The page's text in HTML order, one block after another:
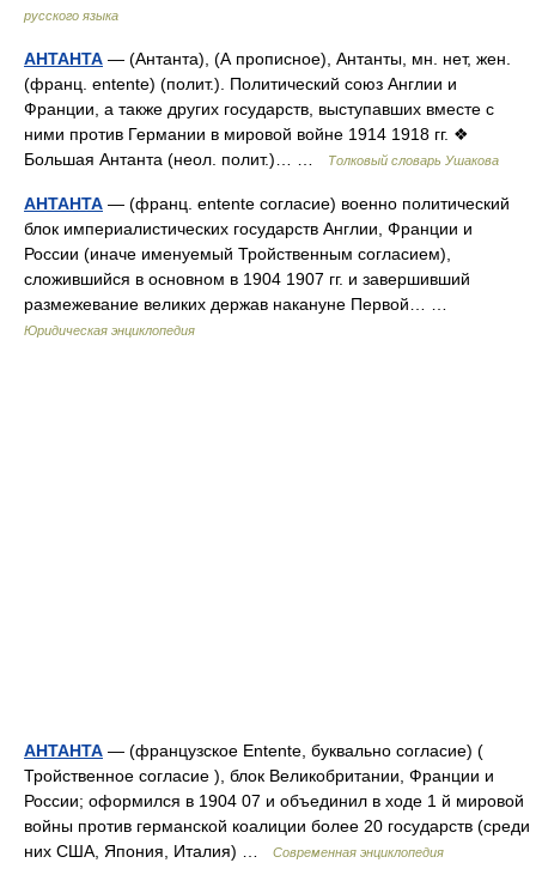
русского языка
АНТАНТА — (Антанта), (А прописное), Антанты, мн. нет, жен.
(франц. entente) (полит.). Политический союз Англии и
Франции, а также других государств, выступавших вместе с
ними против Германии в мировой войне 1914 1918 гг. ❖
Большая Антанта (неол. полит.)… …
Толковый словарь Ушакова
АНТАНТА — (франц. entente согласие) военно политический
блок империалистических государств Англии, Франции и
России (иначе именуемый Тройственным согласием),
сложившийся в основном в 1904 1907 гг. и завершивший
размежевание великих держав накануне Первой… …
Юридическая энциклопедия
АНТАНТА — (французское Entente, буквально согласие) (
Тройственное согласие ), блок Великобритании, Франции и
России; оформился в 1904 07 и объединил в ходе 1 й мировой
войны против германской коалиции более 20 государств (среди
них США, Япония, Италия) …
Современная энциклопедия